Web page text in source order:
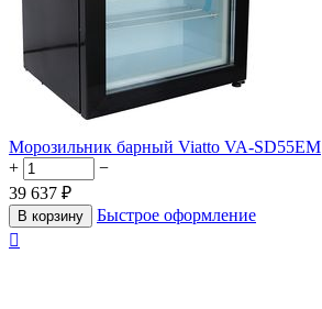
Морозильник барный Viatto VA-SD55EM
+
−
39 637 ₽
В корзину
Быстрое оформление
